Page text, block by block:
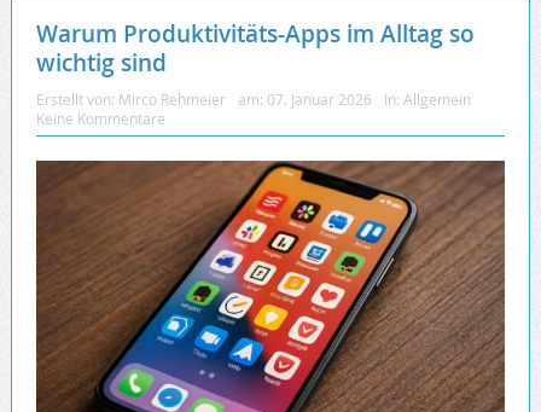
Warum Produktivitäts-Apps im Alltag so
wichtig sind
Erstellt von: Mirco Rehmeier am: 07. Januar 2026 In: Allgemein
Keine Kommentare